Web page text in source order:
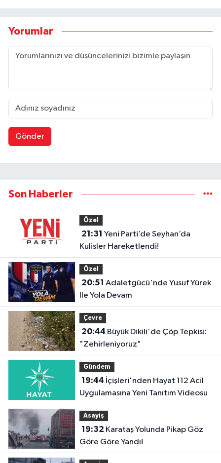
Yorumlar
Gönder
Son Haberler
Özel
21:31
Kulisler Hareketlendi!
Özel
20:51
İle Yola Devam
Çevre
20:44
"Zehirleniyoruz"
Gündem
19:44
Uygulamasına Yeni Tanıtım Videosu
Asayiş
19:32
Göre Göre Yandı!